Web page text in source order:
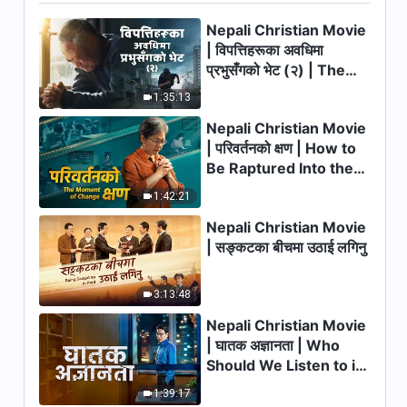
6:52
7:21
परमेश्‍वरका दैनिक वचनहरू: जीवनमा
प्रवेश | अंश ५३५
11:30
परमेश्‍वरका दैनिक वचनहरू: जीवनमा
प्रवेश | अंश ५३६
23:04
परमेश्‍वरका दैनिक वचनहरू: जीवनमा
प्रवेश | अंश ५३७
8:20
परमेश्‍वरका दैनिक वचनहरू: जीवनमा
प्रवेश | अंश ५३८
1:35:13
Nepali Christian Movie
| विपत्तिहरूका अवधिमा
प्रभुसँगको भेट (२) | The
We Enter the Kingdom
of God?
1:42:21
Nepali Christian Movie
| परिवर्तनको क्षण | How to
Be Raptured Into the
3:13:48
Nepali Christian Movie
| सङ्कटका बीचमा उठाई लगिनु
1:39:17
Nepali Christian Movie
| घातक अज्ञानता | Who
Should We Listen to in